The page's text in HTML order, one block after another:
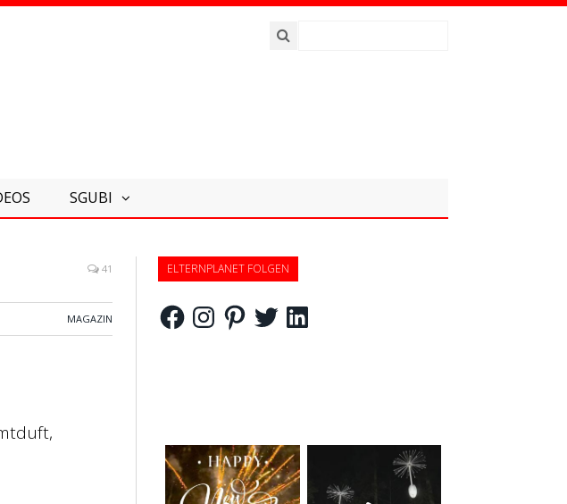
SGUBI
41
MAGAZIN
ELTERNPLANET FOLGEN
FacebookInstagramPinterestTwitterLinkedIn